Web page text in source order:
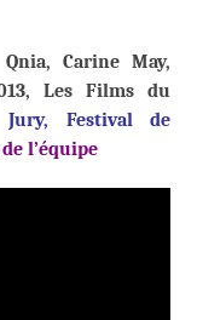
Carine May,
Les Films du
Festival de
l’équipe